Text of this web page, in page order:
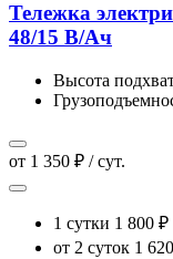
Тележка
48/15 В/Ач
Высота
от 1 350 ₽ / сут.
1 сутки 1 800 ₽
от 2 суток 1